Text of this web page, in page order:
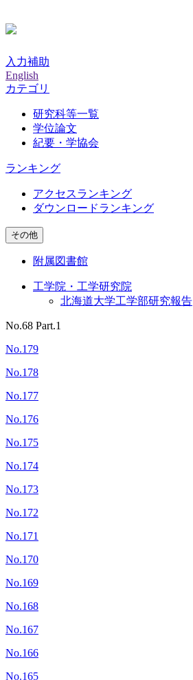
入力補助
English
カテゴリ
研究科等一覧
学位論文
紀要・学協会
ランキング
アクセスランキング
ダウンロードランキング
その他
附属図書館
工学院・工学研究院
北海道大学工学部研究報告
No.68 Part.1
No.179
No.178
No.177
No.176
No.175
No.174
No.173
No.172
No.171
No.170
No.169
No.168
No.167
No.166
No.165